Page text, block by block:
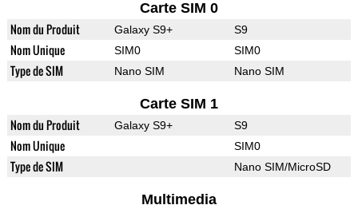
Carte SIM 0
Nom du Produit Galaxy S9+ S9
Nom Unique SIM0 SIM0
Type de SIM Nano SIM Nano SIM
Carte SIM 1
Nom du Produit Galaxy S9+ S9
Nom Unique SIM0
Type de SIM Nano SIM/MicroSD
Multimedia